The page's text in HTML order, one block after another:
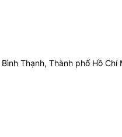
Thạnh, Thành phố Hồ Chí